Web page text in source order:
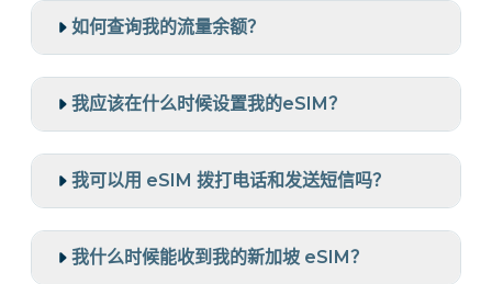
如何查询我的流量余额？
我应该在什么时候设置我的eSIM？
我可以用 eSIM 拨打电话和发送短信吗？
我什么时候能收到我的新加坡 eSIM？